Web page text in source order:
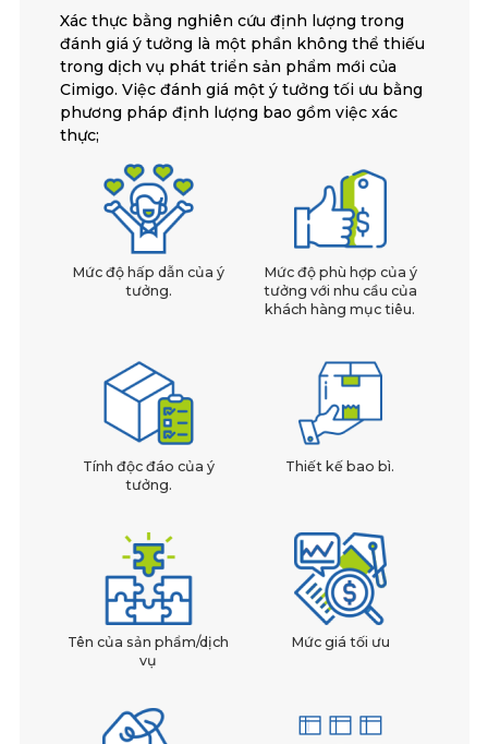
Xác thực bằng nghiên cứu định lượng trong
đánh giá ý tưởng là một phần không thể thiếu
trong dịch vụ phát triển sản phẩm mới của
Cimigo. Việc đánh giá một ý tưởng tối ưu bằng
phương pháp định lượng bao gồm việc xác
thực;
Mức độ hấp dẫn của ý
tưởng.
Mức độ phù hợp của ý
tưởng với nhu cầu của
khách hàng mục tiêu.
Tính độc đáo của ý
tưởng.
Thiết kế bao bì.
Tên của sản phẩm/dịch
vụ
Mức giá tối ưu